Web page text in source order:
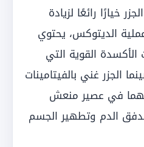
خيارًا رائعًا لزيادة
الديتوكس، يحتوي
القوية التي
الجزر غني بالفيتامينات
في عصير منعش
الدم وتطهير الجسم